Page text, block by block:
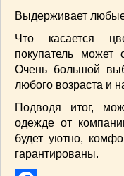
Выдерживает любые
Что касается
покупатель
Очень большой
любого возраста и
Подводя итог,
одежде от
будет уютно,
гарантированы.